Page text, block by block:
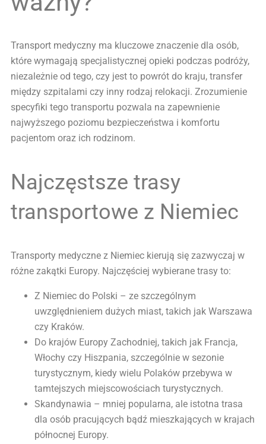
Transport medyczny ma kluczowe znaczenie dla osób,
które wymagają specjalistycznej opieki podczas podróży,
niezależnie od tego, czy jest to powrót do kraju, transfer
między szpitalami czy inny rodzaj relokacji. Zrozumienie
specyfiki tego transportu pozwala na zapewnienie
najwyższego poziomu bezpieczeństwa i komfortu
pacjentom oraz ich rodzinom.
Najczęstsze trasy
transportowe z Niemiec
Transporty medyczne z Niemiec kierują się zazwyczaj w
różne zakątki Europy. Najczęściej wybierane trasy to:
Z Niemiec do Polski – ze szczególnym
uwzględnieniem dużych miast, takich jak Warszawa
czy Kraków.
Do krajów Europy Zachodniej, takich jak Francja,
Włochy czy Hiszpania, szczególnie w sezonie
turystycznym, kiedy wielu Polaków przebywa w
tamtejszych miejscowościach turystycznych.
Skandynawia – mniej popularna, ale istotna trasa
dla osób pracujących bądź mieszkających w krajach
północnej Europy.